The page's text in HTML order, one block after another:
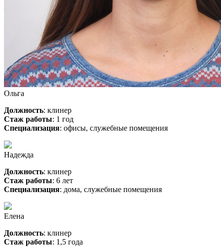
Ольга
Должность: клинер
Стаж работы: 1 год
Специализация: офисы, служебные помещения
Надежда
Должность: клинер
Стаж работы: 6 лет
Специализация: дома, служебные помещения
Елена
Должность: клинер
Стаж работы: 1,5 года